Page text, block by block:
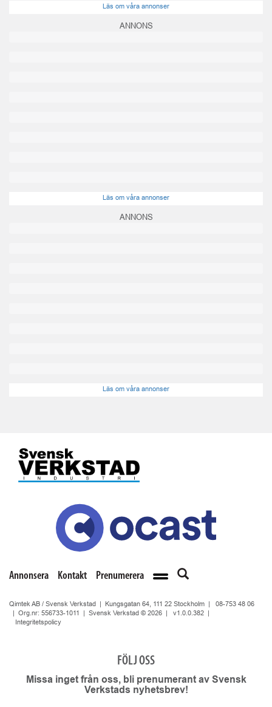
Läs om våra annonser
ANNONS
Läs om våra annonser
ANNONS
Läs om våra annonser
Annonsera Kontakt Prenumerera
Qimtek AB / Svensk Verkstad | Kungsgatan 64, 111 22 Stockholm | 08-753 48 06
| Org.nr: 556733-1011 | Svensk Verkstad © 2026 | v1.0.0.382
Integritetspolicy
FÖLJ OSS
Missa inget från oss, bli prenumerant av Svensk
Verkstads nyhetsbrev!